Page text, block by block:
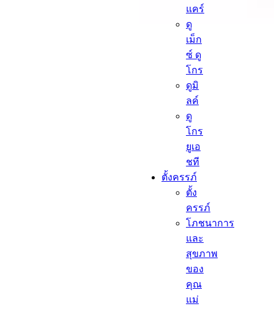
แคร์
ดู
เม็ก
ซ์ ดู
โกร
ดูมิ
ลค์
ดู
โกร
ยูเอ
ชที
ตั้งครรภ์​
ตั้ง
ครรภ์​
โภชนาการ
และ
สุขภาพ
ของ
คุณ
แม่